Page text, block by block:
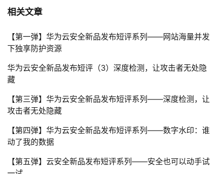
相关文章
【第一弹】华为云安全新品发布短评系列——网站海量并发
下独享防护资源
华为云安全新品发布短评（3）深度检测，让攻击者无处隐
藏
【第三弹】华为云安全新品发布短评系列——深度检测，让
攻击者无处隐藏
【第四弹】华为云安全新品发布短评系列——数字水印：谁
动了我的数据
【第五弹】云安全新品发布短评系列——安全也可以动手试